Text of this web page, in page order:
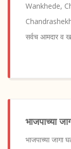
Wankhede,
सर्वच आमदार व
भाजपाच्या
भाजपाच्या